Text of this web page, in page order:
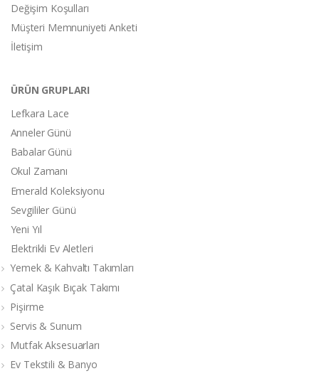
Değişim Koşulları
Müşteri Memnuniyeti Anketi
İletişim
ÜRÜN GRUPLARI
Lefkara Lace
Anneler Günü
Babalar Günü
Okul Zamanı
Emerald Koleksiyonu
Sevgililer Günü
Yeni Yıl
Elektrikli Ev Aletleri
Yemek & Kahvaltı Takımları
Çatal Kaşık Bıçak Takımı
Pişirme
Servis & Sunum
Mutfak Aksesuarları
Ev Tekstili & Banyo